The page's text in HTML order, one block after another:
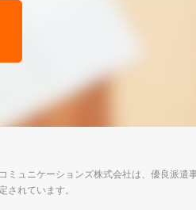
ミュニケーションズ株式会社は、優良派遣
されています。